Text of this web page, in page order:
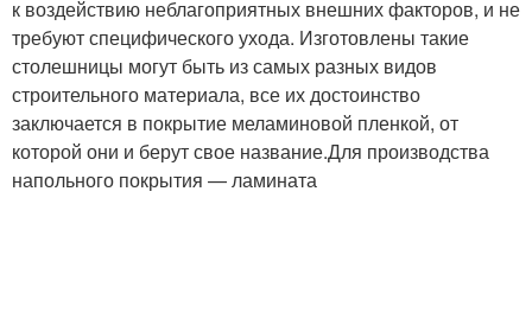
к воздействию неблагоприятных внешних факторов, и не
требуют специфического ухода. Изготовлены такие
столешницы могут быть из самых разных видов
строительного материала, все их достоинство
заключается в покрытие меламиновой пленкой, от
которой они и берут свое название.Для производства
напольного покрытия — ламината